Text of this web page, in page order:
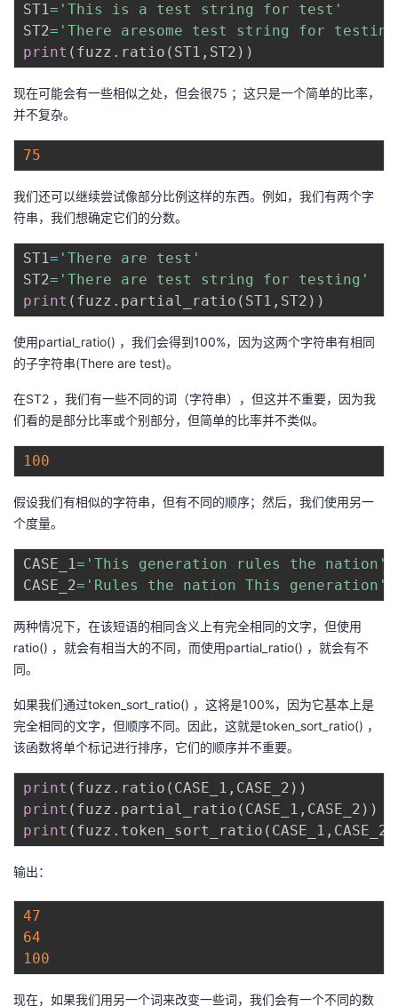
ST1= 'This is a test string for test'
ST2= 'There aresome test string for
print ( fuzz . ratio ( ST1 , ST2 ) )
现在可能会有一些相似之处，但会很75 ；这只是一个简单的比率，
并不复杂。
75
我们还可以继续尝试像部分比例这样的东西。例如，我们有两个字
符串，我们想确定它们的分数。
ST1= 'There are test'
ST2= 'There are test string for testing'
print ( fuzz . partial_ratio ( ST1 , ST2 ) )
使用partial_ratio() ，我们会得到100%，因为这两个字符串有相同
的子字符串(There are test)。
在ST2 ，我们有一些不同的词（字符串），但这并不重要，因为我
们看的是部分比率或个别部分，但简单的比率并不类似。
100
假设我们有相似的字符串，但有不同的顺序；然后，我们使用另一
个度量。
CASE_1= 'This generation rules the nation'
CASE_2= 'Rules the nation This generation'
两种情况下，在该短语的相同含义上有完全相同的文字，但使用
ratio() ，就会有相当大的不同，而使用partial_ratio() ，就会有不
同。
如果我们通过token_sort_ratio() ，这将是100%，因为它基本上是
完全相同的文字，但顺序不同。因此，这就是token_sort_ratio() ，
该函数将单个标记进行排序，它们的顺序并不重要。
print ( fuzz . ratio ( CASE_1 , CASE_2 ) )
print ( fuzz . partial_ratio ( CASE_1 , CASE_2 ) )
print ( fuzz . token_sort_ratio ( CASE_1 , CASE_2
输出：
47
64
100
现在，如果我们用另一个词来改变一些词，我们会有一个不同的数